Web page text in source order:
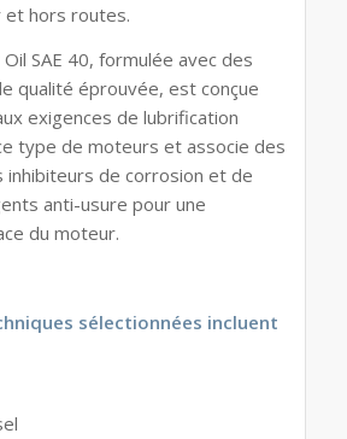
et hors routes.
SAE 40, formulée avec des
qualité éprouvée, est conçue
exigences de lubrification
type de moteurs et associe des
de corrosion et de
anti-usure pour une
du moteur.
sélectionnées incluent